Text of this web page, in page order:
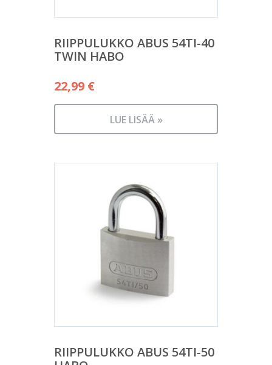
RIIPPULUKKO ABUS 54TI-40
TWIN HABO
22,99 €
LUE LISÄÄ »
RIIPPULUKKO ABUS 54TI-50